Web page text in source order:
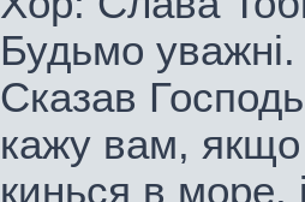
Будьмо уважні.
Сказав
кажу вам, якщо
кинься в море,